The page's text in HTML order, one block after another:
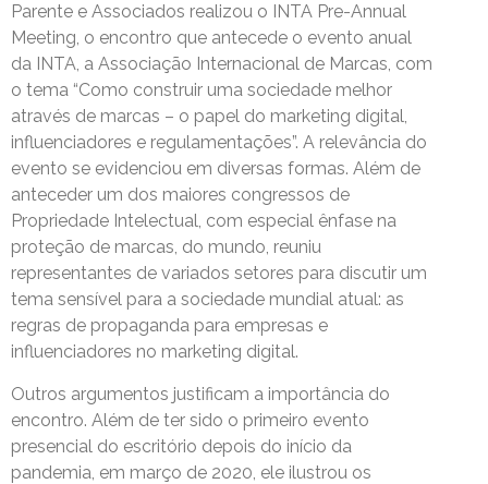
Parente e Associados realizou o INTA Pre-Annual
Meeting, o encontro que antecede o evento anual
da INTA, a Associação Internacional de Marcas, com
o tema “Como construir uma sociedade melhor
através de marcas – o papel do marketing digital,
influenciadores e regulamentações”. A relevância do
evento se evidenciou em diversas formas. Além de
anteceder um dos maiores congressos de
Propriedade Intelectual, com especial ênfase na
proteção de marcas, do mundo, reuniu
representantes de variados setores para discutir um
tema sensível para a sociedade mundial atual: as
regras de propaganda para empresas e
influenciadores no marketing digital.
Outros argumentos justificam a importância do
encontro. Além de ter sido o primeiro evento
presencial do escritório depois do início da
pandemia, em março de 2020, ele ilustrou os